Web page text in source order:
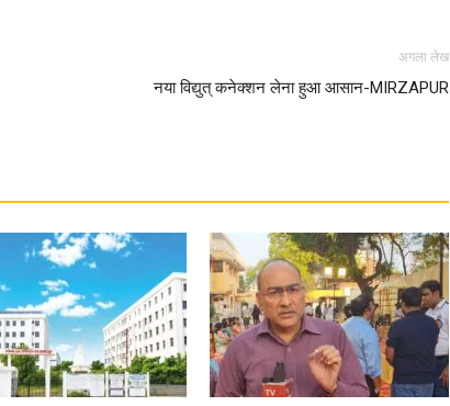
in
Hindi,
अगला लेख
नया विद्युत् कनेक्शन लेना हुआ आसान-MIRZAPUR